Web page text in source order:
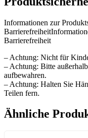
Informationen zur
Barrierefreiheit
– Achtung: Nicht für
– Achtung: Bitte
aufbewahren.
– Achtung: Halten Sie
Teilen fern.
Ähnliche